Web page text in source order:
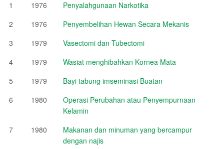
1
1976
Penyalahgunaan Narkotika
2
1976
Penyembelihan Hewan Secara Mekanis
3
1979
Vasectomi dan Tubectomi
4
1979
Wasiat menghibahkan Kornea Mata
5
1979
Bayi tabung imseminasi Buatan
6
1980
Operasi Perubahan atau Penyempurnaan
Kelamin
7
1980
Makanan dan minuman yang bercampur
dengan najis